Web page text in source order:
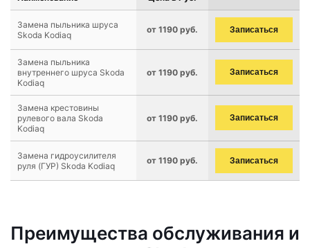
Замена пыльника шруса
Skoda Kodiaq
от 1190 руб. Записаться
Замена пыльника
внутреннего шруса Skoda
Kodiaq
от 1190 руб. Записаться
Замена крестовины
рулевого вала Skoda
Kodiaq
от 1190 руб. Записаться
Замена гидроусилителя
руля (ГУР) Skoda Kodiaq
от 1190 руб. Записаться
Преимущества обслуживания и